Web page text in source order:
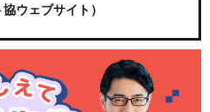
ウェブサイト）